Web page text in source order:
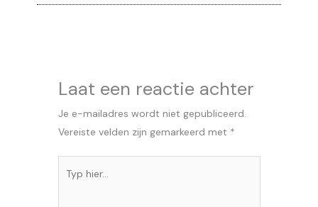
Laat een reactie achter
Je e-mailadres wordt niet gepubliceerd.
Vereiste velden zijn gemarkeerd met *
hier...